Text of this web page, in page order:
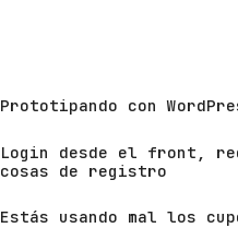
Prototipando con
Login desde el front,
cosas de registro
Estás usando mal los